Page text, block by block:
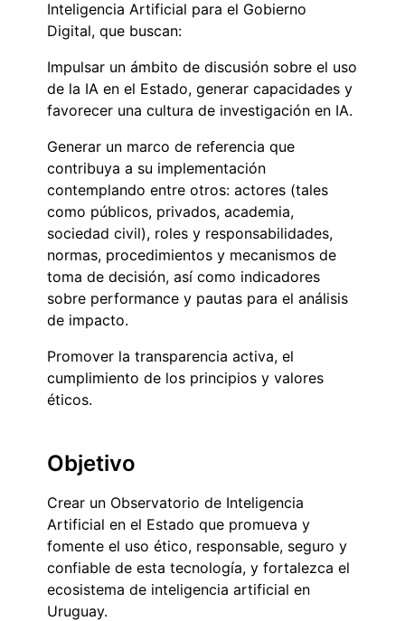
Inteligencia Artificial para el Gobierno
Digital, que buscan:
Impulsar un ámbito de discusión sobre el uso
de la IA en el Estado, generar capacidades y
favorecer una cultura de investigación en IA.
Generar un marco de referencia que
contribuya a su implementación
contemplando entre otros: actores (tales
como públicos, privados, academia,
sociedad civil), roles y responsabilidades,
normas, procedimientos y mecanismos de
toma de decisión, así como indicadores
sobre performance y pautas para el análisis
de impacto.
Promover la transparencia activa, el
cumplimiento de los principios y valores
éticos.
Objetivo
Crear un Observatorio de Inteligencia
Artificial en el Estado que promueva y
fomente el uso ético, responsable, seguro y
confiable de esta tecnología, y fortalezca el
ecosistema de inteligencia artificial en
Uruguay.